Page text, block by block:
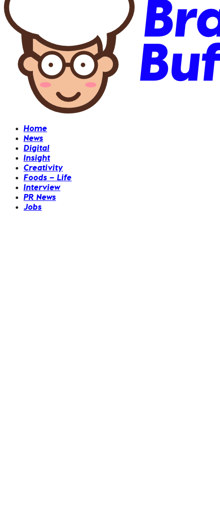
Home
News
Digital
Insight
Creativity
Foods – Life
Interview
PR News
Jobs